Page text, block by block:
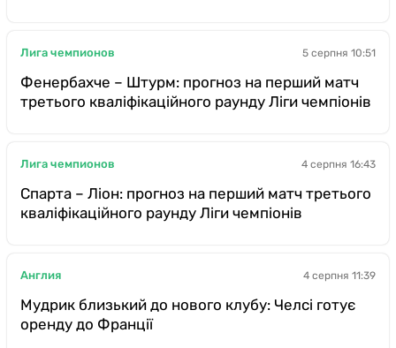
Лига чемпионов 5 серпня 10:51
Фенербахче – Штурм: прогноз на перший матч
третього кваліфікаційного раунду Ліги чемпіонів
Лига чемпионов 4 серпня 16:43
Спарта – Ліон: прогноз на перший матч третього
кваліфікаційного раунду Ліги чемпіонів
Англия 4 серпня 11:39
Мудрик близький до нового клубу: Челсі готує
оренду до Франції